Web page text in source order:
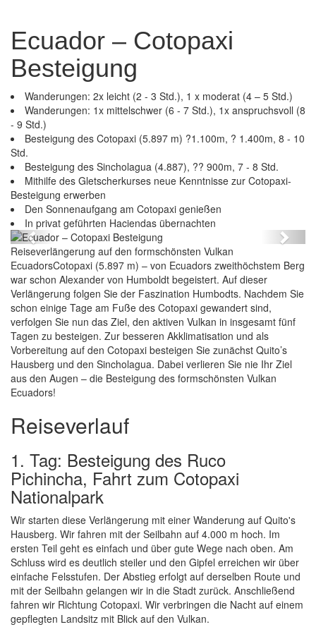
Ecuador – Cotopaxi
Besteigung
Wanderungen: 2x leicht (2 - 3 Std.), 1 x moderat (4 – 5 Std.)
Wanderungen: 1x mittelschwer (6 - 7 Std.), 1x anspruchsvoll (8
- 9 Std.)
Besteigung des Cotopaxi (5.897 m) ?1.100m, ? 1.400m, 8 - 10
Std.
Besteigung des Sincholagua (4.887), ?? 900m, 7 - 8 Std.
Mithilfe des Gletscherkurses neue Kenntnisse zur Cotopaxi-
Besteigung erwerben
Den Sonnenaufgang am Cotopaxi genießen
In privat geführten Haciendas übernachten
Ecuador – Cotopaxi Besteigung
Previous Next
Reiseverlängerung auf den formschönsten Vulkan
EcuadorsCotopaxi (5.897 m) – von Ecuadors zweithöchstem Berg
war schon Alexander von Humboldt begeistert. Auf dieser
Verlängerung folgen Sie der Faszination Humbodts. Nachdem Sie
schon einige Tage am Fuße des Cotopaxi gewandert sind,
verfolgen Sie nun das Ziel, den aktiven Vulkan in insgesamt fünf
Tagen zu besteigen. Zur besseren Akklimatisation und als
Vorbereitung auf den Cotopaxi besteigen Sie zunächst Quito’s
Hausberg und den Sincholagua. Dabei verlieren Sie nie Ihr Ziel
aus den Augen – die Besteigung des formschönsten Vulkan
Ecuadors!
Reiseverlauf
1. Tag: Besteigung des Ruco
Pichincha, Fahrt zum Cotopaxi
Nationalpark
Wir starten diese Verlängerung mit einer Wanderung auf Quito's
Hausberg. Wir fahren mit der Seilbahn auf 4.000 m hoch. Im
ersten Teil geht es einfach und über gute Wege nach oben. Am
Schluss wird es deutlich steiler und den Gipfel erreichen wir über
einfache Felsstufen. Der Abstieg erfolgt auf derselben Route und
mit der Seilbahn gelangen wir in die Stadt zurück. Anschließend
fahren wir Richtung Cotopaxi. Wir verbringen die Nacht auf einem
gepflegten Landsitz mit Blick auf den Vulkan.